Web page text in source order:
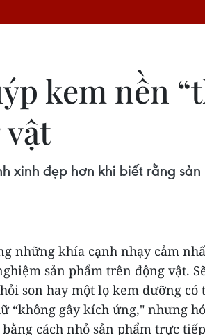
kem nền
xinh đẹp hơn khi biết rằng
những khía cạnh nhạy cảm
sản phẩm trên động vật.
son hay một lọ kem dưỡng
“không gây kích ứng," nhưng
cách nhỏ sản phẩm trực